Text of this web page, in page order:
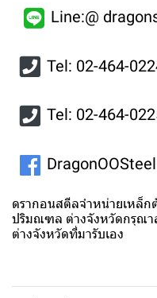
Line:@
Tel: 02-464-
Tel: 02-464-
ดรากอนสตีลจำหน่ายเหล็ก
ปริมณฑล ต่างจังหวัดกรุณา
ต่างจังหวัดที่มารับเอง